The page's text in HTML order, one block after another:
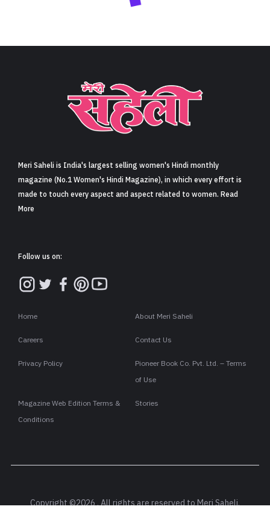
Meri Saheli is India's largest selling women's Hindi monthly
magazine (No.1 Women's Hindi Magazine), in which every effort is
made to touch every aspect and aspect related to women. Read
More
Follow us on:
Home About Meri Saheli
Careers Contact Us
Privacy Policy
Pioneer Book Co. Pvt. Ltd. – Terms
of Use
Magazine Web Edition Terms &
Conditions
Stories
Copyright ©2026 . All rights are reserved to Meri Saheli.